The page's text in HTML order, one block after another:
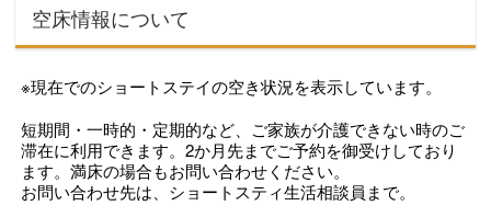
空床情報について
※現在でのショートステイの空き状況を表示しています。
短期間・一時的・定期的など、ご家族が介護できない時のご
滞在に利用できます。2か月先までご予約を御受けしており
ます。満床の場合もお問い合わせください。
お問い合わせ先は、ショートスティ生活相談員まで。